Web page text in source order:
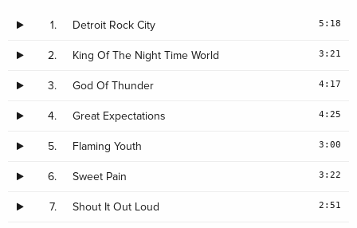
· Japan Edition
Japan Edition
Japan Edition
Japan Edition
1. Detroit Rock City 5:18
2. King Of The Night Time World 3:21
3. God Of Thunder 4:17
4. Great Expectations 4:25
5. Flaming Youth 3:00
6. Sweet Pain 3:22
7. Shout It Out Loud 2:51